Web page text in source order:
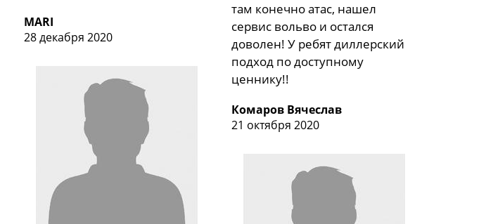
MARI
28 декабря 2020
там конечно атас, нашел
сервис вольво и остался
доволен! У ребят диллерский
подход по доступному
ценнику!!
Комаров Вячеслав
21 октября 2020